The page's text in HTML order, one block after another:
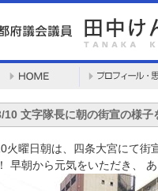
10 文字隊長に朝の街宣の様子
火曜日朝は、四条大宮にて街
早朝から元気をいただき、